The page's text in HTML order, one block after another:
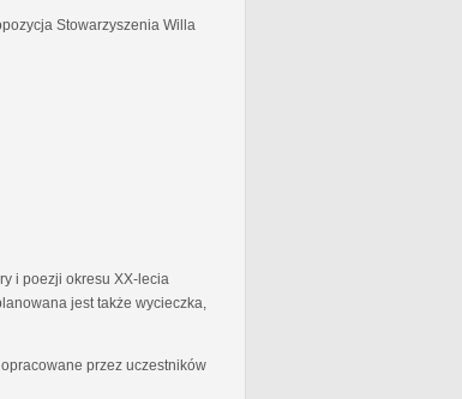
Stowarzyszenia Willa
i poezji okresu XX-lecia
jest także wycieczka,
przez uczestników